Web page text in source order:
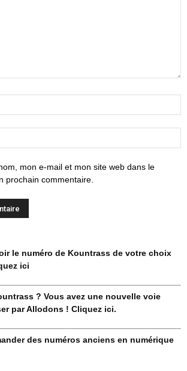
mon e-mail et mon site web dans le
prochain commentaire.
le numéro de Kountrass de votre choix
ici
? Vous avez une nouvelle voie
par Allodons ! Cliquez ici.
des numéros anciens en numérique